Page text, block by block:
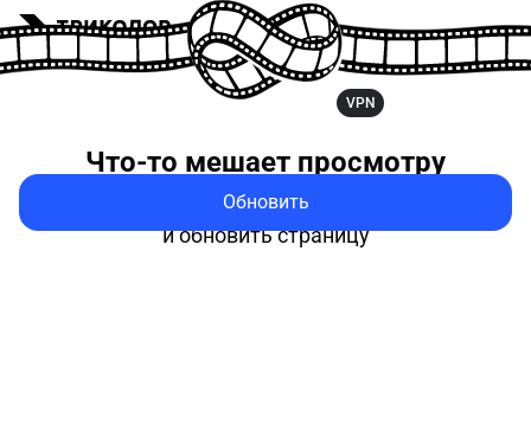
VPN
Что-то мешает просмотру
Попробуйте выключить VPN
и обновить страницу
Обновить